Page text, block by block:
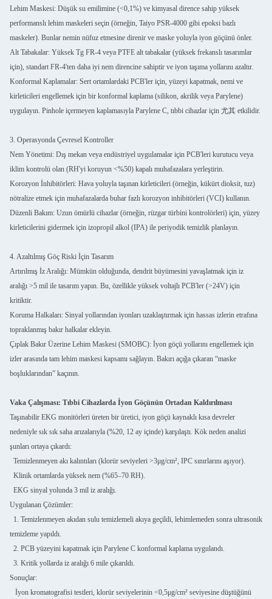
Lehim Maskesi: Düşük su emilimine (<0,1%) ve kimyasal dirence sahip yüksek
performanslı lehim maskeleri seçin (örneğin, Taiyo PSR-4000 gibi epoksi bazlı
maskeler). Bunlar nemin nüfuz etmesine direnir ve maske yoluyla iyon göçünü önler.
Alt Tabakalar: Yüksek Tg FR-4 veya PTFE alt tabakalar (yüksek frekanslı tasarımlar
için), standart FR-4'ten daha iyi nem direncine sahiptir ve iyon taşıma yollarını azaltır.
Konformal Kaplamalar: Sert ortamlardaki PCB'ler için, yüzeyi kapatmak, nemi ve
kirleticileri engellemek için bir konformal kaplama (silikon, akrilik veya Parylene)
uygulayın. Pinhole içermeyen kaplamasıyla Parylene C, tıbbi cihazlar için 尤其 etkilidir.
3. Operasyonda Çevresel Kontroller
Nem Yönetimi: Dış mekan veya endüstriyel uygulamalar için PCB'leri kurutucu veya
iklim kontrolü olan (RH'yi koruyun <%50) kapalı muhafazalara yerleştirin.
Korozyon İnhibitörleri: Hava yoluyla taşınan kirleticileri (örneğin, kükürt dioksit, tuz)
nötralize etmek için muhafazalarda buhar fazlı korozyon inhibitörleri (VCI) kullanın.
Düzenli Bakım: Uzun ömürlü cihazlar (örneğin, rüzgar türbini kontrolörleri) için, yüzey
kirleticilerini gidermek için izopropil alkol (IPA) ile periyodik temizlik planlayın.
4. Azaltılmış Göç Riski İçin Tasarım
Artırılmış İz Aralığı: Mümkün olduğunda, dendrit büyümesini yavaşlatmak için iz
aralığı >5 mil ile tasarım yapın. Bu, özellikle yüksek voltajlı PCB'ler (>24V) için
kritiktir.
Koruma Halkaları: Sinyal yollarından iyonları uzaklaştırmak için hassas izlerin etrafına
topraklanmış bakır halkalar ekleyin.
Çıplak Bakır Üzerine Lehim Maskesi (SMOBC): İyon göçü yollarını engellemek için
izler arasında tam lehim maskesi kapsamı sağlayın. Bakırı açığa çıkaran “maske
boşluklarından” kaçının.
Vaka Çalışması: Tıbbi Cihazlarda İyon Göçünün Ortadan Kaldırılması
Taşınabilir EKG monitörleri üreten bir üretici, iyon göçü kaynaklı kısa devreler
nedeniyle sık sık saha arızalarıyla (%20, 12 ay içinde) karşılaştı. Kök neden analizi
şunları ortaya çıkardı:
Temizlenmeyen akı kalıntıları (klorür seviyeleri >3μg/cm², IPC sınırlarını aşıyor).
Klinik ortamlarda yüksek nem (%65–70 RH).
EKG sinyal yolunda 3 mil iz aralığı.
Uygulanan Çözümler:
1. Temizlenmeyen akıdan sulu temizlemeli akıya geçildi, lehimlemeden sonra ultrasonik
temizleme yapıldı.
2. PCB yüzeyini kapatmak için Parylene C konformal kaplama uygulandı.
3. Kritik yollarda iz aralığı 6 mile çıkarıldı.
Sonuçlar:
İyon kromatografisi testleri, klorür seviyelerinin <0,5μg/cm² seviyesine düştüğünü